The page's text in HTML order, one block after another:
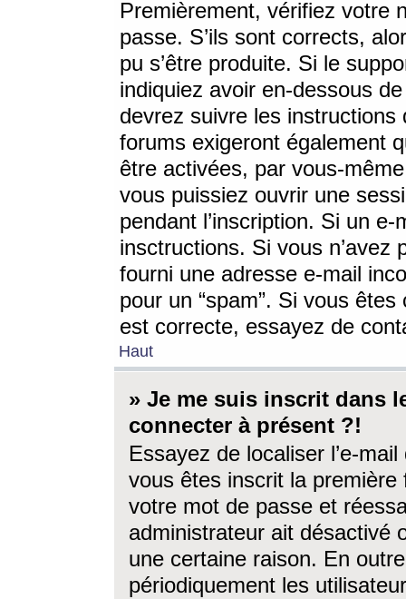
Premièrement, vérifiez votre
passe. S’ils sont corrects,
pu s’être produite. Si le
indiquiez avoir en-dessous
devrez suivre les
forums exigeront également
être activées, par vous-
vous puissiez ouvrir une
pendant l’inscription. Si un
insctructions. Si vous n’avez
fourni une adresse e-mail
pour un “spam”. Si vous
est correcte, essayez de
Haut
» Je me suis inscrit dans
connecter à présent ?!
Essayez de localiser l’e-
vous êtes inscrit la première
votre mot de passe et
administrateur ait désactivé
une certaine raison. En
périodiquement les